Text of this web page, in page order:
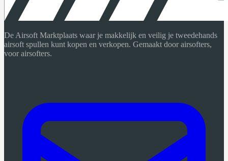
De Airsoft Marktplaats waar je makkelijk en veilig je tweedehands
airsoft spullen kunt kopen en verkopen. Gemaakt door airsofters,
voor airsofters.